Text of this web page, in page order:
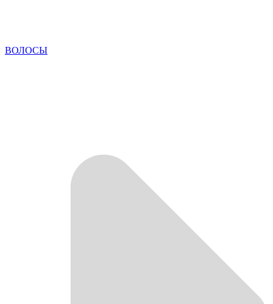
ВОЛОСЫ